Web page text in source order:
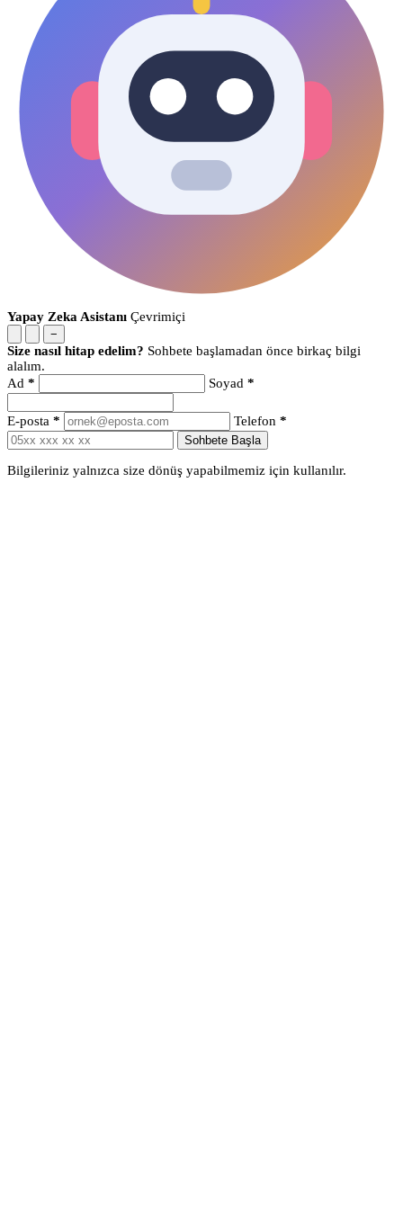
Yapay Zeka Asistanı Çevrimiçi
−
Size nasıl hitap edelim? Sohbete başlamadan önce birkaç bilgi
alalım.
Ad * Soyad *
E-posta * Telefon *
Sohbete Başla
Bilgileriniz yalnızca size dönüş yapabilmemiz için kullanılır.